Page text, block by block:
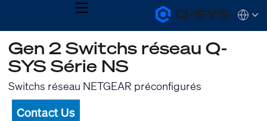
Q-
SYS
Products
Homepage
MENU
QSYS.com (English)
India (English)
Deutsch
Español
Français
日本語
한국어
Gen 2 Switchs réseau Q-
SYS Série NS
Switchs réseau NETGEAR préconfigurés
Contact Us